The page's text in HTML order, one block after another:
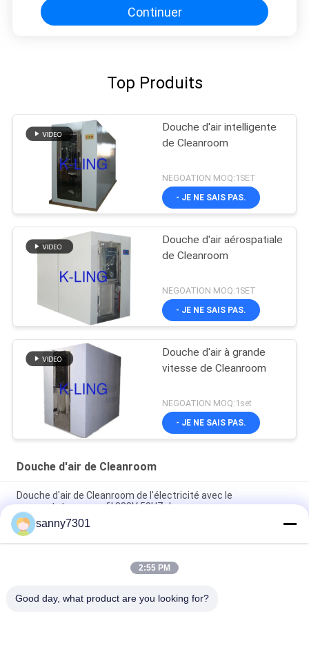
Continuer
Top Produits
Douche d'air intelligente
de Cleanroom
NEGOATION MOQ:1SET
- JE NE SAIS PAS.
Douche d'air aérospatiale
de Cleanroom
NEGOATION MOQ:1SET
- JE NE SAIS PAS.
Douche d'air à grande
vitesse de Cleanroom
NEGOATION MOQ:1set
- JE NE SAIS PAS.
Douche d'air de Cleanroom
Douche d'air de Cleanroom de l'électricité avec le
commutateur sans fil 380V 50HZ de presse
Douche d'air modulaire de plaque d'acier inoxydable pour le
projet de Cleanroom
Douche d'air automatisée de Cleanroom de porte coulissante
sanny7301
2:55 PM
Good day, what product are you looking for?